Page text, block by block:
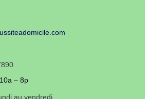
– 8p
au vendredi